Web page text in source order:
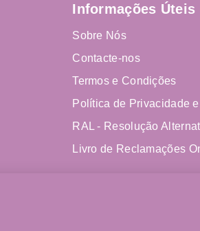
Informações Úteis
Sobre Nós
Contacte-nos
Termos e Condições
Política de Privacidade
RAL - Resolução
Livro de Reclamações